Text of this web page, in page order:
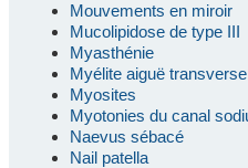
Mouvements en miroir
Mucolipidose de type III
Myasthénie
Myélite aiguë
Myosites
Myotonies du canal
Naevus sébacé
Nail patella